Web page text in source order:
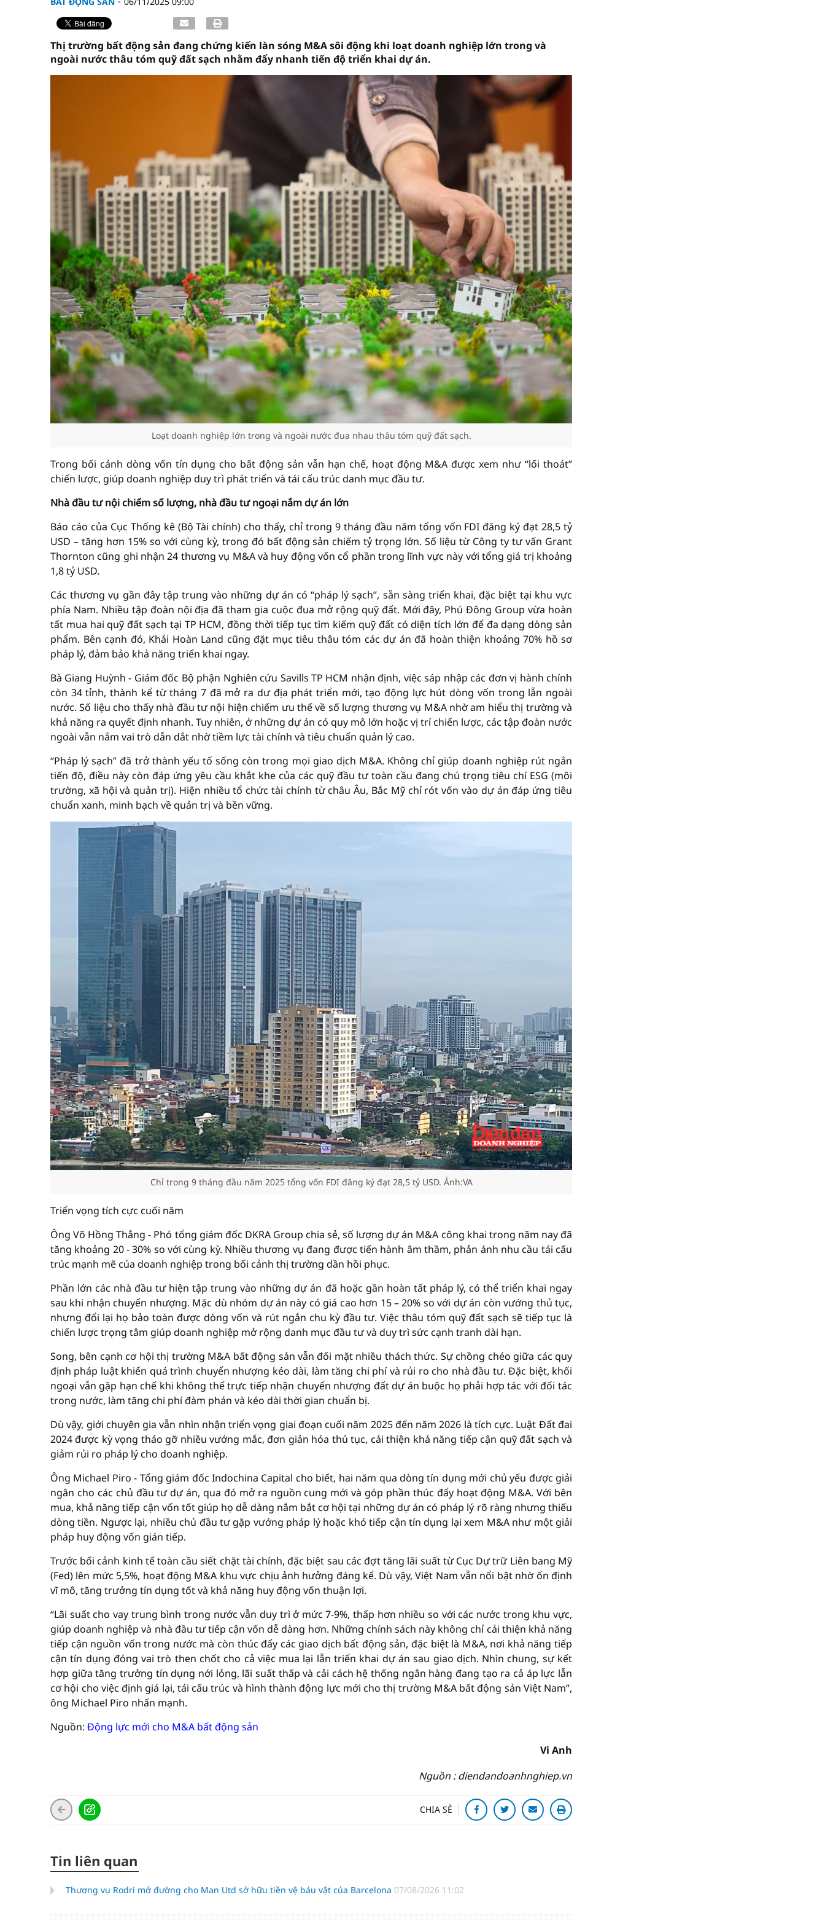
Thị trường bất động sản đang chứng kiến làn sóng M&A sôi động khi loạt doanh nghiệp lớn trong và
ngoài nước thâu tóm quỹ đất sạch nhằm đẩy nhanh tiến độ triển khai dự án.
Loạt doanh nghiệp lớn trong và ngoài nước đua nhau thâu tóm quỹ đất sạch.
Trong bối cảnh dòng vốn tín dụng cho bất động sản vẫn hạn chế, hoạt động M&A được xem như “lối thoát”
chiến lược, giúp doanh nghiệp duy trì phát triển và tái cấu trúc danh mục đầu tư.
Nhà đầu tư nội chiếm số lượng, nhà đầu tư ngoại nắm dự án lớn
Báo cáo của Cục Thống kê (Bộ Tài chính) cho thấy, chỉ trong 9 tháng đầu năm tổng vốn FDI đăng ký đạt 28,5 tỷ
USD – tăng hơn 15% so với cùng kỳ, trong đó bất động sản chiếm tỷ trọng lớn. Số liệu từ Công ty tư vấn Grant
Thornton cũng ghi nhận 24 thương vụ M&A và huy động vốn cổ phần trong lĩnh vực này với tổng giá trị khoảng
1,8 tỷ USD.
Các thương vụ gần đây tập trung vào những dự án có “pháp lý sạch”, sẵn sàng triển khai, đặc biệt tại khu vực
phía Nam. Nhiều tập đoàn nội địa đã tham gia cuộc đua mở rộng quỹ đất. Mới đây, Phú Đông Group vừa hoàn
tất mua hai quỹ đất sạch tại TP HCM, đồng thời tiếp tục tìm kiếm quỹ đất có diện tích lớn để đa dạng dòng sản
phẩm. Bên cạnh đó, Khải Hoàn Land cũng đặt mục tiêu thâu tóm các dự án đã hoàn thiện khoảng 70% hồ sơ
pháp lý, đảm bảo khả năng triển khai ngay.
Bà Giang Huỳnh - Giám đốc Bộ phận Nghiên cứu Savills TP HCM nhận định, việc sáp nhập các đơn vị hành chính
còn 34 tỉnh, thành kể từ tháng 7 đã mở ra dư địa phát triển mới, tạo động lực hút dòng vốn trong lẫn ngoài
nước. Số liệu cho thấy nhà đầu tư nội hiện chiếm ưu thế về số lượng thương vụ M&A nhờ am hiểu thị trường và
khả năng ra quyết định nhanh. Tuy nhiên, ở những dự án có quy mô lớn hoặc vị trí chiến lược, các tập đoàn nước
ngoài vẫn nắm vai trò dẫn dắt nhờ tiềm lực tài chính và tiêu chuẩn quản lý cao.
“Pháp lý sạch” đã trở thành yếu tố sống còn trong mọi giao dịch M&A. Không chỉ giúp doanh nghiệp rút ngắn
tiến độ, điều này còn đáp ứng yêu cầu khắt khe của các quỹ đầu tư toàn cầu đang chú trọng tiêu chí ESG (môi
trường, xã hội và quản trị). Hiện nhiều tổ chức tài chính từ châu Âu, Bắc Mỹ chỉ rót vốn vào dự án đáp ứng tiêu
chuẩn xanh, minh bạch về quản trị và bền vững.
Chỉ trong 9 tháng đầu năm 2025 tổng vốn FDI đăng ký đạt 28,5 tỷ USD. Ảnh:VA
Triển vọng tích cực cuối năm
Ông Võ Hồng Thắng - Phó tổng giám đốc DKRA Group chia sẻ, số lượng dự án M&A công khai trong năm nay đã
tăng khoảng 20 - 30% so với cùng kỳ. Nhiều thương vụ đang được tiến hành âm thầm, phản ánh nhu cầu tái cấu
trúc mạnh mẽ của doanh nghiệp trong bối cảnh thị trường dần hồi phục.
Phần lớn các nhà đầu tư hiện tập trung vào những dự án đã hoặc gần hoàn tất pháp lý, có thể triển khai ngay
sau khi nhận chuyển nhượng. Mặc dù nhóm dự án này có giá cao hơn 15 – 20% so với dự án còn vướng thủ tục,
nhưng đổi lại họ bảo toàn được dòng vốn và rút ngắn chu kỳ đầu tư. Việc thâu tóm quỹ đất sạch sẽ tiếp tục là
chiến lược trọng tâm giúp doanh nghiệp mở rộng danh mục đầu tư và duy trì sức cạnh tranh dài hạn.
Song, bên cạnh cơ hội thị trường M&A bất động sản vẫn đối mặt nhiều thách thức. Sự chồng chéo giữa các quy
định pháp luật khiến quá trình chuyển nhượng kéo dài, làm tăng chi phí và rủi ro cho nhà đầu tư. Đặc biệt, khối
ngoại vẫn gặp hạn chế khi không thể trực tiếp nhận chuyển nhượng đất dự án buộc họ phải hợp tác với đối tác
trong nước, làm tăng chi phí đàm phán và kéo dài thời gian chuẩn bị.
Dù vậy, giới chuyên gia vẫn nhìn nhận triển vọng giai đoạn cuối năm 2025 đến năm 2026 là tích cực. Luật Đất đai
2024 được kỳ vọng tháo gỡ nhiều vướng mắc, đơn giản hóa thủ tục, cải thiện khả năng tiếp cận quỹ đất sạch và
giảm rủi ro pháp lý cho doanh nghiệp.
Ông Michael Piro - Tổng giám đốc Indochina Capital cho biết, hai năm qua dòng tín dụng mới chủ yếu được giải
ngân cho các chủ đầu tư dự án, qua đó mở ra nguồn cung mới và góp phần thúc đẩy hoạt động M&A. Với bên
mua, khả năng tiếp cận vốn tốt giúp họ dễ dàng nắm bắt cơ hội tại những dự án có pháp lý rõ ràng nhưng thiếu
dòng tiền. Ngược lại, nhiều chủ đầu tư gặp vướng pháp lý hoặc khó tiếp cận tín dụng lại xem M&A như một giải
pháp huy động vốn gián tiếp.
Trước bối cảnh kinh tế toàn cầu siết chặt tài chính, đặc biệt sau các đợt tăng lãi suất từ Cục Dự trữ Liên bang Mỹ
(Fed) lên mức 5,5%, hoạt động M&A khu vực chịu ảnh hưởng đáng kể. Dù vậy, Việt Nam vẫn nổi bật nhờ ổn định
vĩ mô, tăng trưởng tín dụng tốt và khả năng huy động vốn thuận lợi.
“Lãi suất cho vay trung bình trong nước vẫn duy trì ở mức 7-9%, thấp hơn nhiều so với các nước trong khu vực,
giúp doanh nghiệp và nhà đầu tư tiếp cận vốn dễ dàng hơn. Những chính sách này không chỉ cải thiện khả năng
tiếp cận nguồn vốn trong nước mà còn thúc đẩy các giao dịch bất động sản, đặc biệt là M&A, nơi khả năng tiếp
cận tín dụng đóng vai trò then chốt cho cả việc mua lại lẫn triển khai dự án sau giao dịch. Nhìn chung, sự kết
hợp giữa tăng trưởng tín dụng nới lỏng, lãi suất thấp và cải cách hệ thống ngân hàng đang tạo ra cả áp lực lẫn
cơ hội cho việc định giá lại, tái cấu trúc và hình thành động lực mới cho thị trường M&A bất động sản Việt Nam”,
ông Michael Piro nhấn mạnh.
Nguồn: Động lực mới cho M&A bất động sản
Vi Anh
Nguồn : diendandoanhnghiep.vn
CHIA SẺ
Tin liên quan
Thương vụ Rodri mở đường cho Man Utd sở hữu tiền vệ báu vật của Barcelona 07/08/2026 11:02